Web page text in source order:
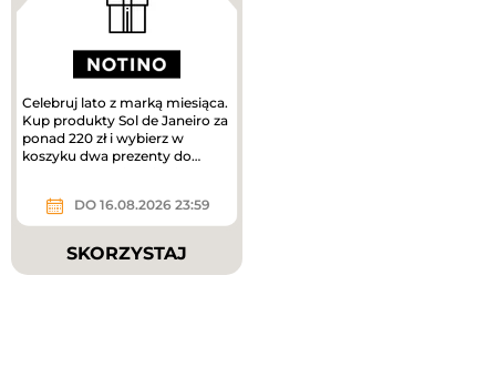
Celebruj lato z marką miesiąca.
Kup produkty Sol de Janeiro za
ponad 220 zł i wybierz w
koszyku dwa prezenty do
DO 16.08.2026 23:59
SKORZYSTAJ